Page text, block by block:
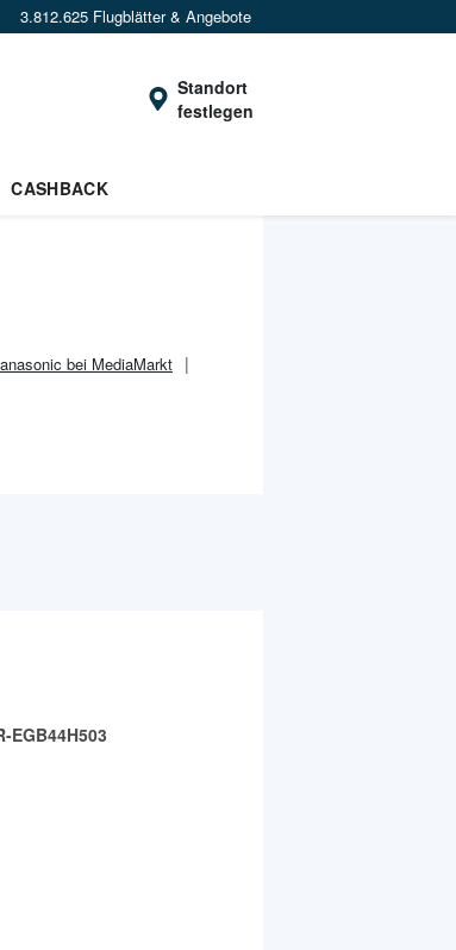
3.812.625 Flugblätter & Angebote
Standort
festlegen
CASHBACK
bei MediaMarkt
EGB44H503